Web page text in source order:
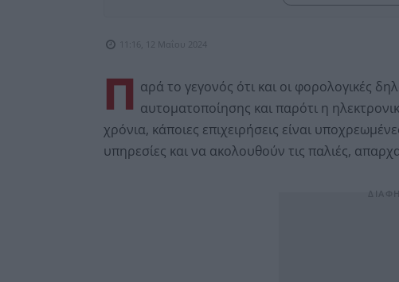
11:16, 12 Μαΐου 2024
Π
αρά το γεγονός ότι και οι φορολογικές
αυτοματοποίησης και παρότι η
χρόνια, κάποιες επιχειρήσεις είναι
υπηρεσίες και να ακολουθούν τις παλιές,